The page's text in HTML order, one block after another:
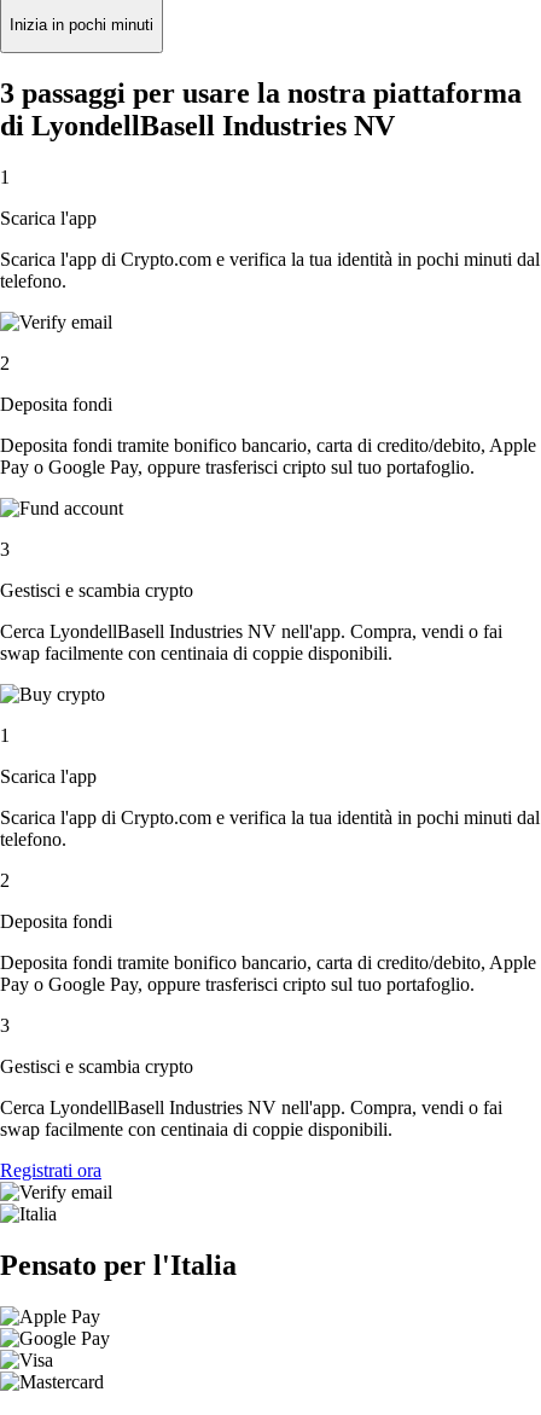
Inizia in pochi minuti
3 passaggi per usare la nostra piattaforma
di LyondellBasell Industries NV
1
Scarica l'app
Scarica l'app di Crypto.com e verifica la tua identità in pochi minuti dal
telefono.
2
Deposita fondi
Deposita fondi tramite bonifico bancario, carta di credito/debito, Apple
Pay o Google Pay, oppure trasferisci cripto sul tuo portafoglio.
3
Gestisci e scambia crypto
Cerca LyondellBasell Industries NV nell'app. Compra, vendi o fai
swap facilmente con centinaia di coppie disponibili.
1
Scarica l'app
Scarica l'app di Crypto.com e verifica la tua identità in pochi minuti dal
telefono.
2
Deposita fondi
Deposita fondi tramite bonifico bancario, carta di credito/debito, Apple
Pay o Google Pay, oppure trasferisci cripto sul tuo portafoglio.
3
Gestisci e scambia crypto
Cerca LyondellBasell Industries NV nell'app. Compra, vendi o fai
swap facilmente con centinaia di coppie disponibili.
Registrati ora
Pensato per l'Italia